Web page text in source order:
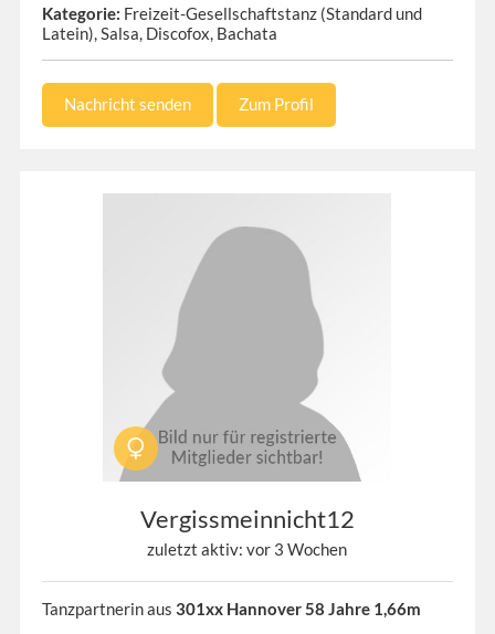
Kategorie: Freizeit-Gesellschaftstanz (Standard und
Latein), Salsa, Discofox, Bachata
Nachricht senden Zum Profil
Vergissmeinnicht12
zuletzt aktiv: vor 3 Wochen
Tanzpartnerin aus 301xx Hannover 58 Jahre 1,66m